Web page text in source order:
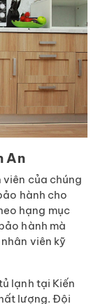
An
viên của chúng
hành cho
hạng mục
hành mà
viên kỹ
lạnh tại Kiến
lượng. Đội